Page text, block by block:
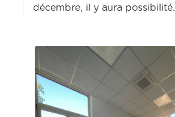
décembre, il y aura possibilité.